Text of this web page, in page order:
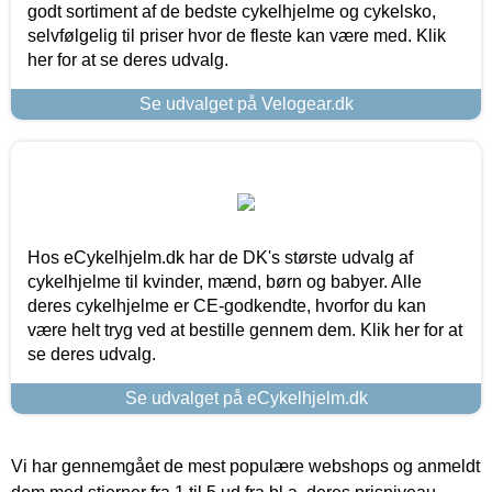
godt sortiment af de bedste cykelhjelme og cykelsko,
selvfølgelig til priser hvor de fleste kan være med. Klik
her for at se deres udvalg.
Se udvalget på Velogear.dk
Hos eCykelhjelm.dk har de DK's største udvalg af
cykelhjelme til kvinder, mænd, børn og babyer. Alle
deres cykelhjelme er CE-godkendte, hvorfor du kan
være helt tryg ved at bestille gennem dem. Klik her for at
se deres udvalg.
Se udvalget på eCykelhjelm.dk
Vi har gennemgået de mest populære webshops og anmeldt